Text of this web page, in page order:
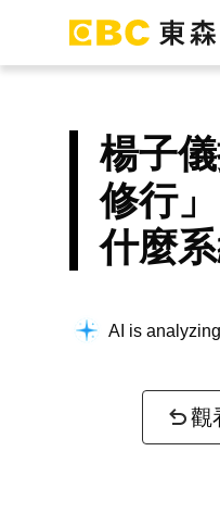
楊子
修行
什麼
AI is
觀